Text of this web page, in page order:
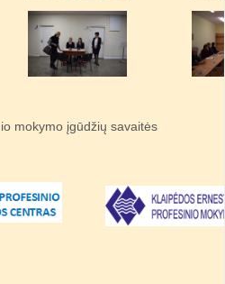
mokymo įgūdžių savaitės